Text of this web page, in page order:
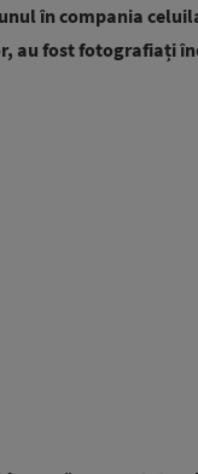
în compania
au fost fotografiați